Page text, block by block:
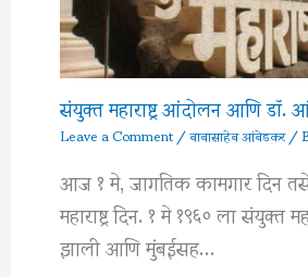
संयुक्त महाराष्ट्र आंदोलन आणि
Leave a Comment/बाबासाहेब आंबेडकर/
आज १ मे, जागतिक कामगार दिन
महाराष्ट्र दिन. १ मे १९६० ला संयुक्त
झाली आणि मुंबईसह…